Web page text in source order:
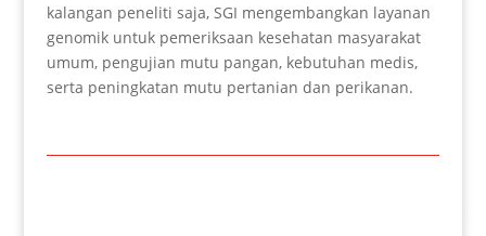
kalangan peneliti saja, SGI mengembangkan layanan
genomik untuk pemeriksaan kesehatan masyarakat
umum, pengujian mutu pangan, kebutuhan medis,
serta peningkatan mutu pertanian dan perikanan.